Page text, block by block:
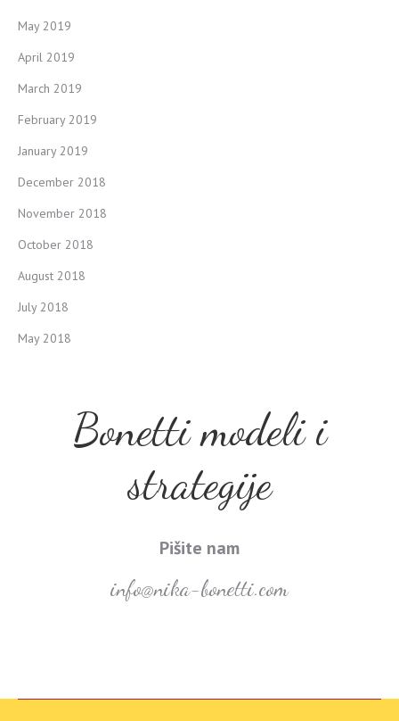
May 2019
April 2019
March 2019
February 2019
January 2019
December 2018
November 2018
October 2018
August 2018
July 2018
May 2018
Bonetti modeli i
strategije
Pišite nam
info@nika-bonetti.com